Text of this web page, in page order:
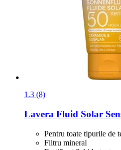
1.3 (8)
Lavera Fluid Solar
Pentru toate tipurile de
Filtru mineral